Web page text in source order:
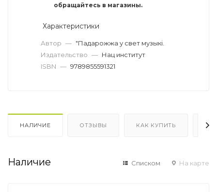
обращайтесь в магазины.
Характеристики
Автор — "Падарожжа у свет музыкi.
Издательство — Нац институт
ISBN — 9789855591321
НАЛИЧИЕ ОТЗЫВЫ КАК КУПИТЬ
Наличие Списком На карте